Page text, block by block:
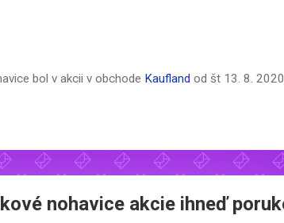
bol v akcii v obchode Kaufland od št 13. 8. 2020
nohavice akcie ihneď